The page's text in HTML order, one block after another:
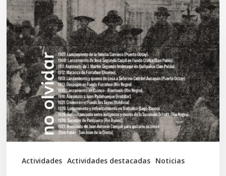
Actividades Actividades destacadas Noticias
Chawrakawin:
Palimpsesto
explora
a
través
del
arte
las
tensiones
documentales